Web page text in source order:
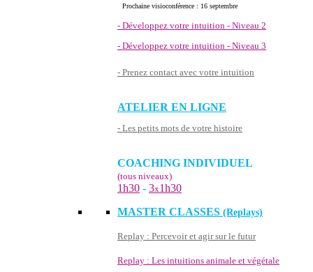
Prochaine visioconférence : 16 septembre
- Développez votre intuition - Niveau 2
- Développez votre intuition - Niveau 3
- Prenez contact avec votre intuition
ATELIER EN LIGNE
- Les petits mots de votre histoire
COACHING INDIVIDUEL
(tous niveaux)
1h30 - 3x1h30
MASTER CLASSES (Replays)
Replay : Percevoir et agir sur le futur
Replay : Les intuitions animale et végétale